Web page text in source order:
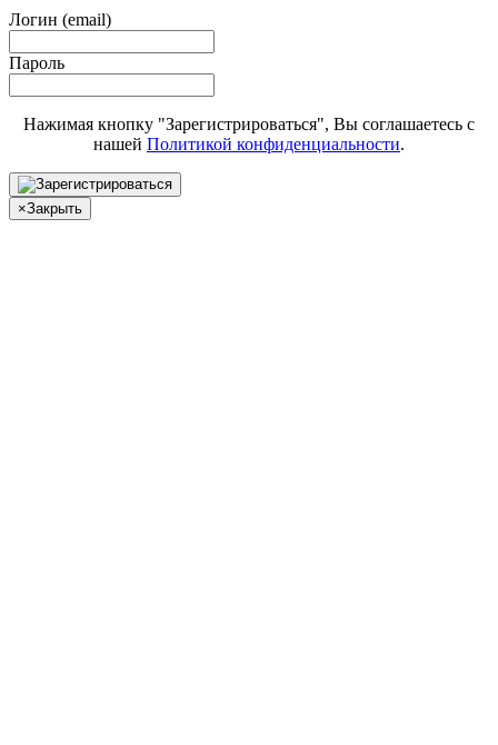
Логин (email)
Пароль
Нажимая кнопку "Зарегистрироваться", Вы соглашаетесь с
нашей Политикой конфиденциальности.
×Закрыть